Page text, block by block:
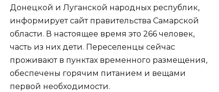
Донецкой и Луганской народных республик,
информирует сайт правительства Самарской
области. В настоящее время это 266 человек,
часть из них дети. Переселенцы сейчас
проживают в пунктах временного размещения,
обеспечены горячим питанием и вещами
первой необходимости.